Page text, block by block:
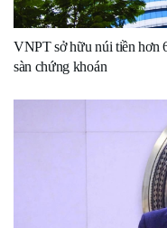
VNPT sở hữu núi tiền hơn
sàn chứng khoán